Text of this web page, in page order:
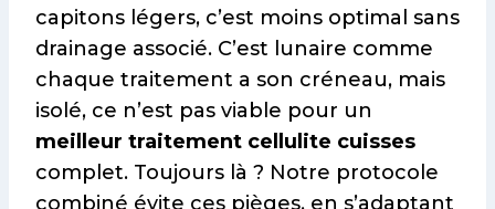
capitons légers, c’est moins optimal sans
drainage associé. C’est lunaire comme
chaque traitement a son créneau, mais
isolé, ce n’est pas viable pour un
meilleur traitement cellulite cuisses
complet. Toujours là ? Notre protocole
combiné évite ces pièges, en s’adaptant